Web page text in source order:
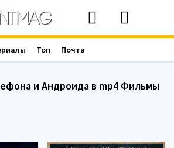
и Андроида в mp4 Фильмы
Топ Почта